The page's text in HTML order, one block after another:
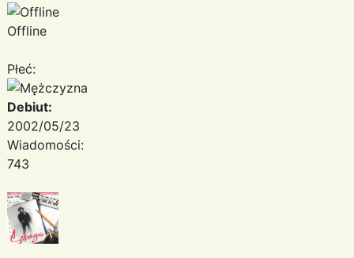
Offline
Płeć:
Debiut:
2002/05/23
Wiadomości:
743